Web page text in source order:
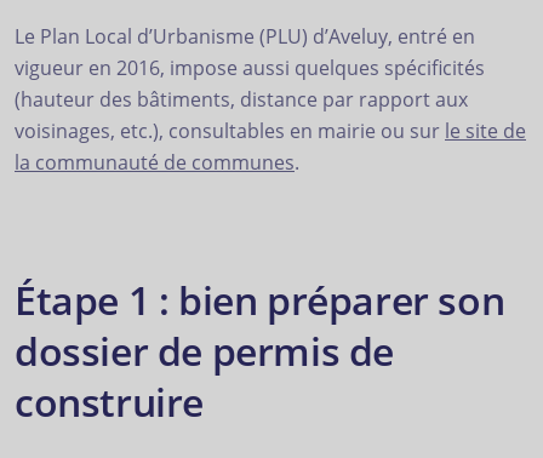
Le Plan Local d’Urbanisme (PLU) d’Aveluy, entré en
vigueur en 2016, impose aussi quelques spécificités
(hauteur des bâtiments, distance par rapport aux
voisinages, etc.), consultables en mairie ou sur le site de
la communauté de communes.
Étape 1 : bien préparer son
dossier de permis de
construire